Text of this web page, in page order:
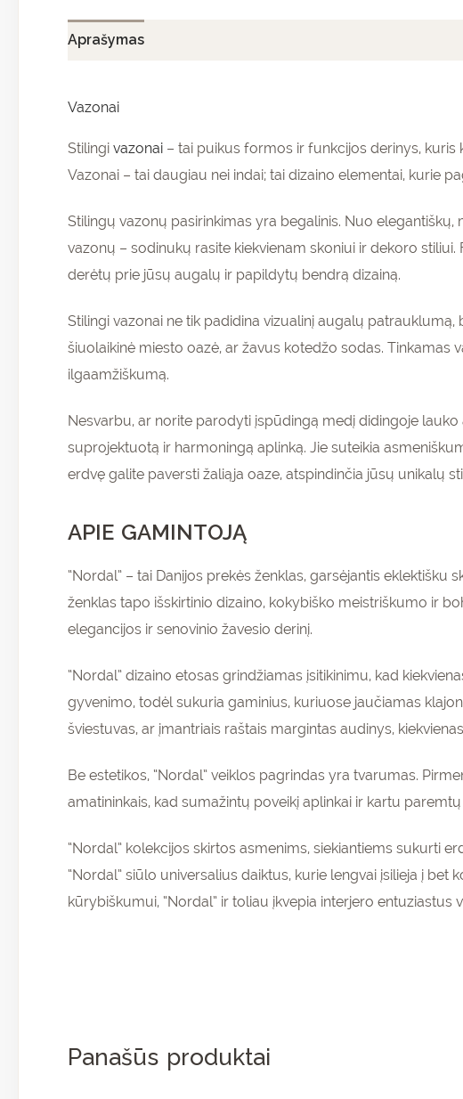
Aprašymas
Vazonai
Stilingi vazonai – tai puikus formos ir funkcijos derinys,
Vazonai – tai daugiau nei indai; tai dizaino elementai, kurie
Stilingų vazonų pasirinkimas yra begalinis. Nuo
vazonų – sodinukų rasite kiekvienam skoniui ir dekoro
derėtų prie jūsų augalų ir papildytų bendrą dizainą.
Stilingi vazonai ne tik padidina vizualinį augalų
šiuolaikinė miesto oazė, ar žavus kotedžo sodas. Tinkamas
ilgaamžiškumą.
Nesvarbu, ar norite parodyti įspūdingą medį didingoje
suprojektuotą ir harmoningą aplinką. Jie suteikia
erdvę galite paversti žaliąja oaze, atspindinčia jūsų unikalų
APIE GAMINTOJĄ
“Nordal” – tai Danijos prekės ženklas, garsėjantis
ženklas tapo išskirtinio dizaino, kokybiško meistriškumo ir
elegancijos ir senovinio žavesio derinį.
“Nordal” dizaino etosas grindžiamas įsitikinimu, kad
gyvenimo, todėl sukuria gaminius, kuriuose jaučiamas
šviestuvas, ar įmantriais raštais margintas audinys,
Be estetikos, “Nordal” veiklos pagrindas yra tvarumas.
amatininkais, kad sumažintų poveikį aplinkai ir kartu
“Nordal” kolekcijos skirtos asmenims, siekiantiems sukurti
“Nordal” siūlo universalius daiktus, kurie lengvai įsilieja į
kūrybiškumui, “Nordal” ir toliau įkvepia interjero
Panašūs produktai
ir gaukite
nuolaidą
pirkinių